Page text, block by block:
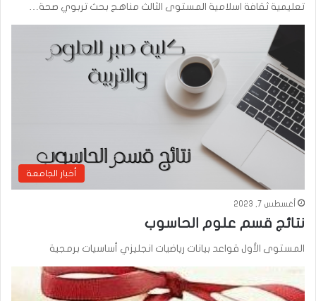
تعليمية ثقافة اسلامية المستوى الثالث مناهج بحث تربوي صحة…
أخبار الجامعة
أغسطس 7, 2023
نتائج قسم علوم الحاسوب
المستوى الأول قواعد بيانات رياضيات انجليزي أساسيات برمجية